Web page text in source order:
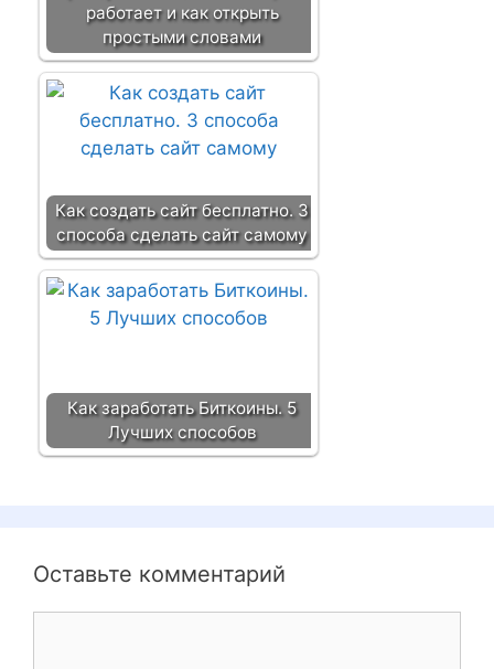
работает и как открыть
простыми словами
Как создать сайт бесплатно. 3
способа сделать сайт самому
Как заработать Биткоины. 5
Лучших способов
Оставьте комментарий